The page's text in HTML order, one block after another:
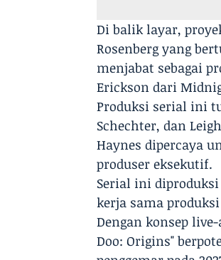
Di balik layar,
Rosenberg yang
menjabat sebagai
Erickson dari
Produksi serial ini
Schechter, dan
Haynes dipercaya
produser eksekutif.
Serial ini
kerja sama
Dengan konsep
Doo: Origins"